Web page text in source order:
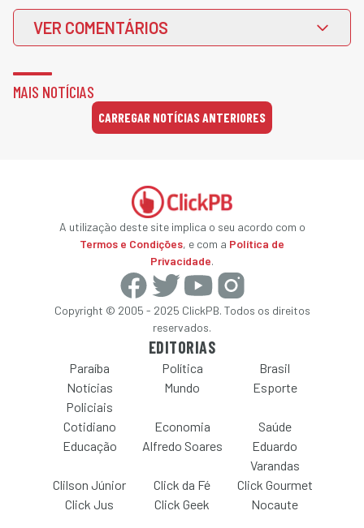
VER COMENTÁRIOS
MAIS NOTÍCIAS
CARREGAR NOTÍCIAS ANTERIORES
A utilização deste site implica o seu acordo com o
Termos e Condições, e com a Política de
Privacidade.
Copyright © 2005 - 2025 ClickPB. Todos os direitos
reservados.
EDITORIAS
Paraíba Política
Brasil
Notícias
Policiais
Mundo Esporte
Cotidiano Economia
Saúde
Educação
Alfredo Soares
Eduardo
Varandas
Clilson Júnior
Click da Fé
Click Gourmet
Click Jus
Click Geek Nocaute